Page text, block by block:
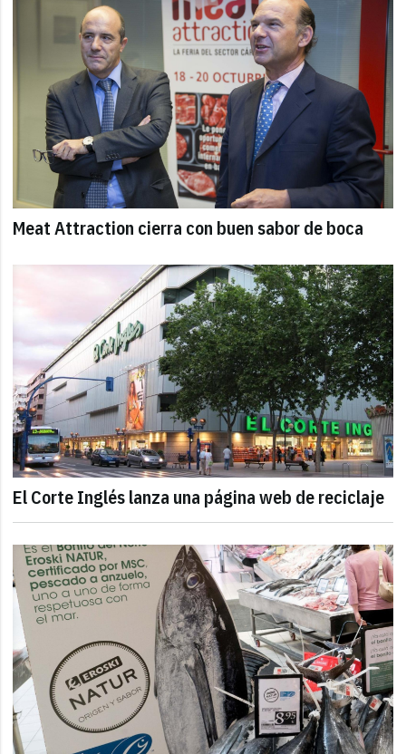
Meat Attraction cierra con buen sabor de boca
El Corte Inglés lanza una página web de reciclaje